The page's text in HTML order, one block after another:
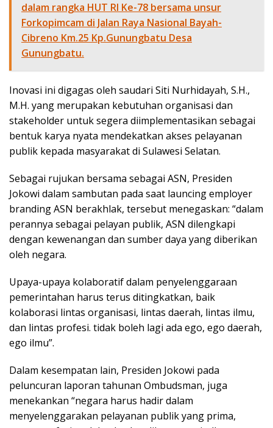
dalam rangka HUT RI Ke-78 bersama unsur
Forkopimcam di Jalan Raya Nasional Bayah-
Cibreno Km.25 Kp.Gunungbatu Desa
Gunungbatu.
Inovasi ini digagas oleh saudari Siti Nurhidayah, S.H.,
M.H. yang merupakan kebutuhan organisasi dan
stakeholder untuk segera diimplementasikan sebagai
bentuk karya nyata mendekatkan akses pelayanan
publik kepada masyarakat di Sulawesi Selatan.
Sebagai rujukan bersama sebagai ASN, Presiden
Jokowi dalam sambutan pada saat launcing employer
branding ASN berakhlak, tersebut menegaskan: “dalam
perannya sebagai pelayan publik, ASN dilengkapi
dengan kewenangan dan sumber daya yang diberikan
oleh negara.
Upaya-upaya kolaboratif dalam penyelenggaraan
pemerintahan harus terus ditingkatkan, baik
kolaborasi lintas organisasi, lintas daerah, lintas ilmu,
dan lintas profesi. tidak boleh lagi ada ego, ego daerah,
ego ilmu”.
Dalam kesempatan lain, Presiden Jokowi pada
peluncuran laporan tahunan Ombudsman, juga
menekankan “negara harus hadir dalam
menyelenggarakan pelayanan publik yang prima,